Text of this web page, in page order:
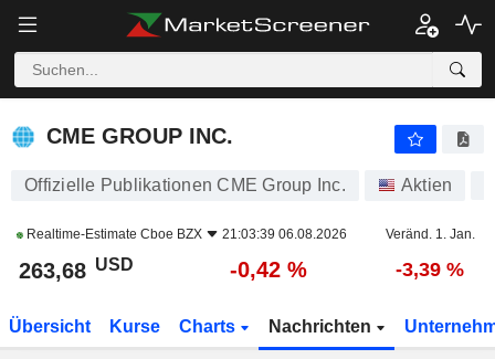
CME GROUP INC.
CME GROUP INC.
Offizielle Publikationen CME Group Inc. Aktien
Realtime-Estimate Cboe BZX 21:03:39 06.08.2026 Veränd. 1. Jan.
263,68 USD -0,42 % -3,39 %
Übersicht Kurse Charts Nachrichten